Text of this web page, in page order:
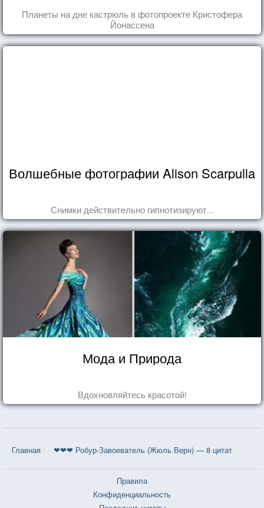
Планеты на дне кастрюль в фотопроекте Кристофера
Йонассена
Волшебные фотографии Alison Scarpulla
Снимки действительно гипнотизируют...
Мода и Природа
Вдохновляйтесь красотой!
Главная ❤❤❤ Робур-Завоеватель (Жюль Верн) — 8 цитат
Правила
Конфиденциальность